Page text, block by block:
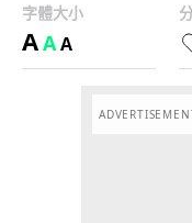
字體大小
AAA